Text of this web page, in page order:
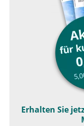
Erhalten Sie